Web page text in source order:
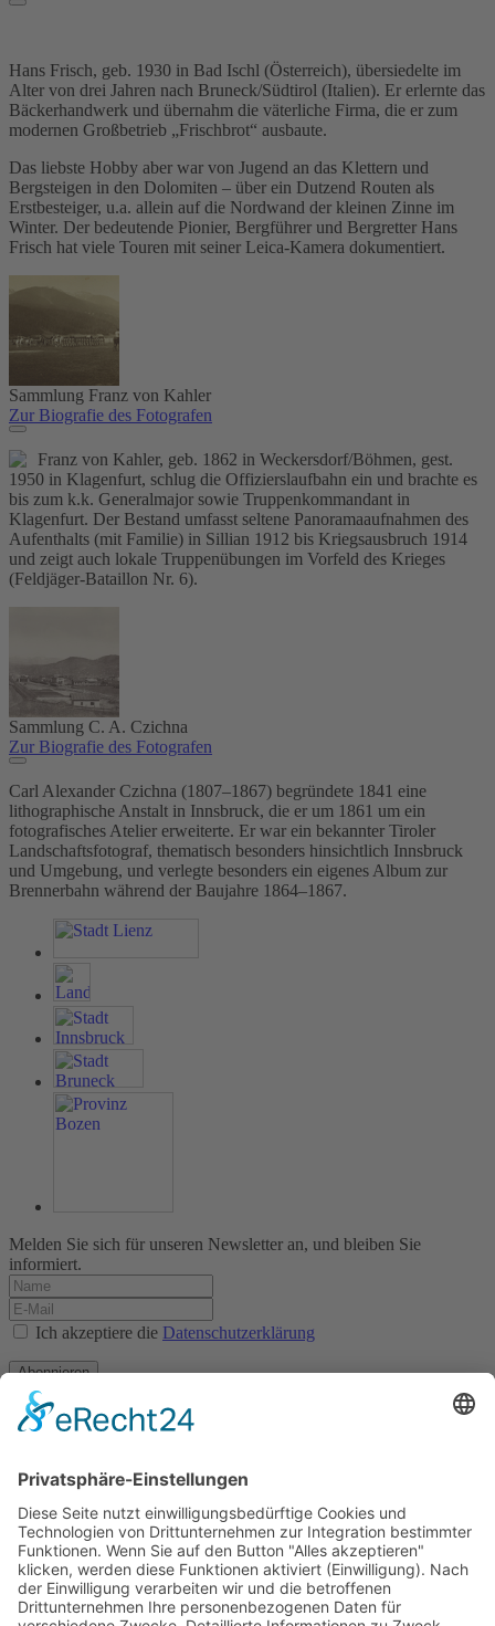
Hans Frisch, geb. 1930 in Bad Ischl (Österreich), übersiedelte im
Alter von drei Jahren nach Bruneck/Südtirol (Italien). Er erlernte das
Bäckerhandwerk und übernahm die väterliche Firma, die er zum
modernen Großbetrieb „Frischbrot“ ausbaute.
Das liebste Hobby aber war von Jugend an das Klettern und
Bergsteigen in den Dolomiten – über ein Dutzend Routen als
Erstbesteiger, u.a. allein auf die Nordwand der kleinen Zinne im
Winter. Der bedeutende Pionier, Bergführer und Bergretter Hans
Frisch hat viele Touren mit seiner Leica-Kamera dokumentiert.
Sammlung Franz von Kahler
Zur Biografie des Fotografen
Franz von Kahler, geb. 1862 in Weckersdorf/Böhmen, gest.
1950 in Klagenfurt, schlug die Offizierslaufbahn ein und brachte es
bis zum k.k. Generalmajor sowie Truppenkommandant in
Klagenfurt. Der Bestand umfasst seltene Panoramaaufnahmen des
Aufenthalts (mit Familie) in Sillian 1912 bis Kriegsausbruch 1914
und zeigt auch lokale Truppenübungen im Vorfeld des Krieges
(Feldjäger-Bataillon Nr. 6).
Sammlung C. A. Czichna
Zur Biografie des Fotografen
Carl Alexander Czichna (1807–1867) begründete 1841 eine
lithographische Anstalt in Innsbruck, die er um 1861 um ein
fotografisches Atelier erweiterte. Er war ein bekannter Tiroler
Landschaftsfotograf, thematisch besonders hinsichtlich Innsbruck
und Umgebung, und verlegte besonders ein eigenes Album zur
Brennerbahn während der Baujahre 1864–1867.
Melden Sie sich für unseren Newsletter an, und bleiben Sie
informiert.
Ich akzeptiere die Datenschutzerklärung
Abonnieren
Impressum
Datenschutz
Tiroler Archiv für photographische Dokumentation
und Kunst
Egger-Lienz-Platz 2 (Büro), Hauptplatz 7 (Postadresse), 9900
Lienz, Österreich | Tel.:+43 (0) 4852-98238
Rathausplatz 1, 39031 Bruneck, Italien | Tel.: +39 0474 545 400